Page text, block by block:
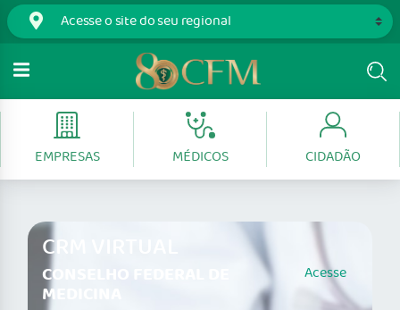
EMPRESAS MÉDICOS CIDADÃO
CRM VIRTUAL
CONSELHO FEDERAL DE
MEDICINA
Acesse